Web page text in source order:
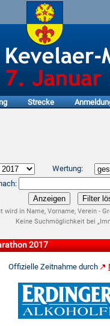
Strecke
Wertung:
wird in Name, Vorname, Verein -
Keine Suchmöglichkeit bei
2017
Offizielle Zeitnahme durch